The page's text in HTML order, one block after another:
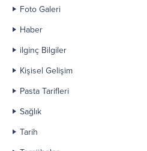
Foto Galeri
Haber
ilginç Bilgiler
Kişisel Gelişim
Pasta Tarifleri
Sağlık
Tarih